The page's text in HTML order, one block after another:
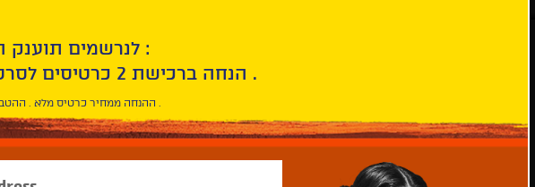
לנרשמים תוענק הטבת הצטרפות :
10% הנחה ברכישת 2 כרטיסים לסרטי הפסטיבל .
* ההנחה ממחיר כרטיס מלא . ההטבה היא אישית וחד פעמית .